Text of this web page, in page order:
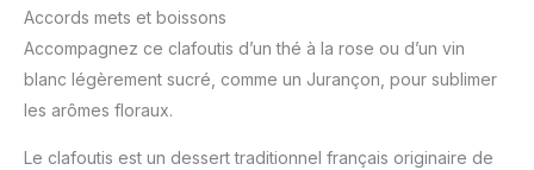
Accords mets et boissons
Accompagnez ce clafoutis d’un thé à la rose ou d’un vin
blanc légèrement sucré, comme un Jurançon, pour sublimer
les arômes floraux.
Le clafoutis est un dessert traditionnel français originaire de